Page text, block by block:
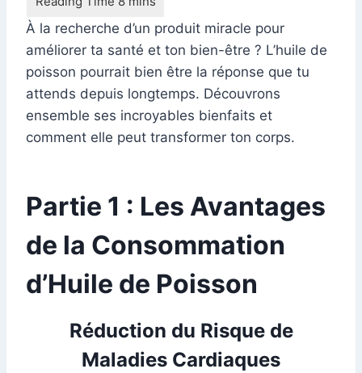
À la recherche d’un produit miracle pour
améliorer ta santé et ton bien-être ? L’huile de
poisson pourrait bien être la réponse que tu
attends depuis longtemps. Découvrons
ensemble ses incroyables bienfaits et
comment elle peut transformer ton corps.
Partie 1 : Les Avantages
de la Consommation
d’Huile de Poisson
Réduction du Risque de
Maladies Cardiaques